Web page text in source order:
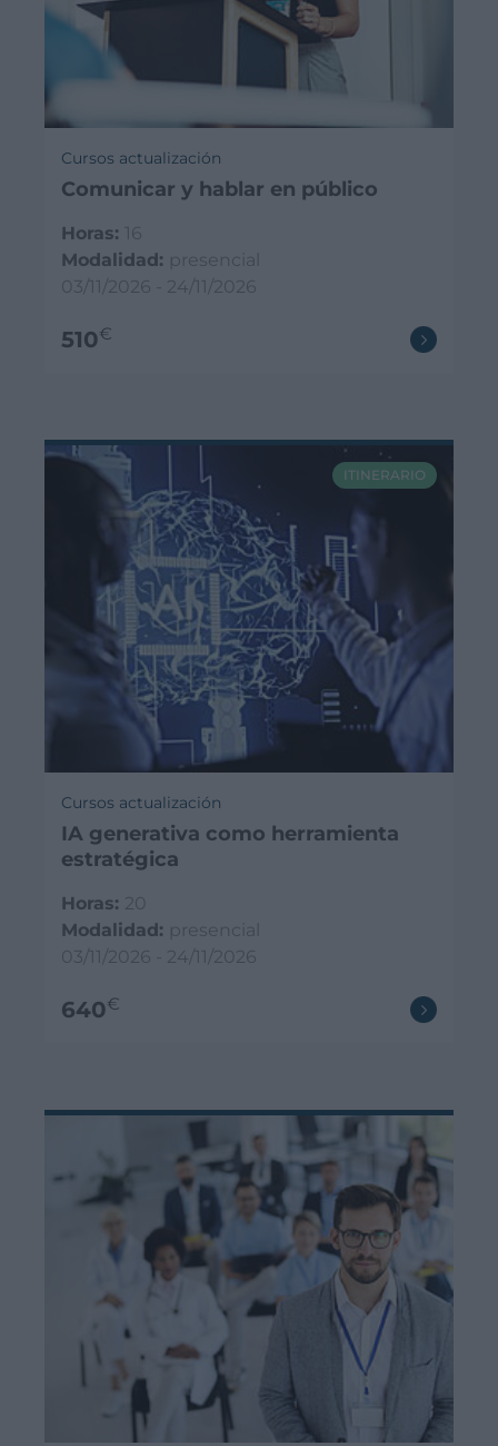
Cursos actualización
Comunicar y hablar en público
Horas: 16
Modalidad: presencial
03/11/2026 - 24/11/2026
510€
ITINERARIO
Cursos actualización
IA generativa como herramienta
estratégica
Horas: 20
Modalidad: presencial
03/11/2026 - 24/11/2026
640€